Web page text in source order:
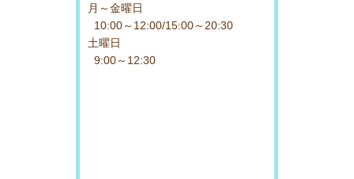
月～金曜日
10:00～12:00/15:00～20:30
土曜日
9:00～12:30